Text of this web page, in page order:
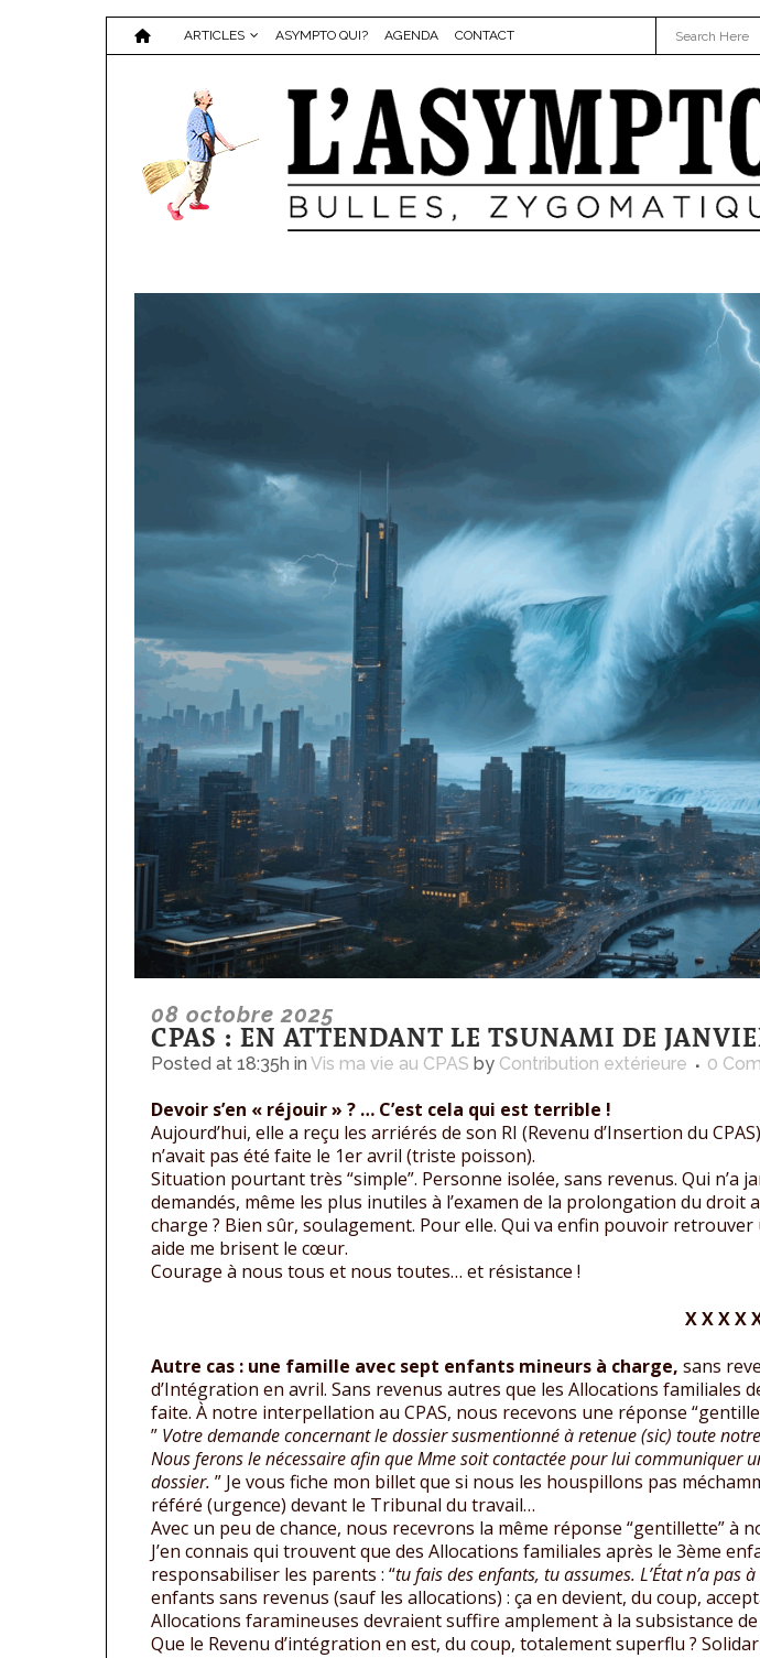
ARTICLES ASYMPTO QUI? AGENDA CONTACT
08 octobre 2025
CPAS : EN ATTENDANT LE TSUNAMI DE
Posted at 18:35h in Vis ma vie au CPAS by Contribution extérieure 0
Devoir s’en « réjouir » ? … C’est cela qui est terrible !
Aujourd’hui, elle a reçu les arriérés de son RI (Revenu d’Insertion du
n’avait pas été faite le 1er avril (triste poisson).
Situation pourtant très “simple”. Personne isolée, sans revenus. Qui
demandés, même les plus inutiles à l’examen de la prolongation du droit
charge ? Bien sûr, soulagement. Pour elle. Qui va enfin pouvoir
aide me brisent le cœur.
Courage à nous tous et nous toutes… et résistance !
X X X X
Autre cas : une famille avec sept enfants mineurs à charge, sans
d’Intégration en avril. Sans revenus autres que les Allocations familiales
faite. À notre interpellation au CPAS, nous recevons une réponse
” Votre demande concernant le dossier susmentionné à retenue (sic) toute
Nous ferons le nécessaire afin que Mme soit contactée pour lui communiquer
dossier. ” Je vous fiche mon billet que si nous les houspillons pas
référé (urgence) devant le Tribunal du travail…
Avec un peu de chance, nous recevrons la même réponse “gentillette” à
J’en connais qui trouvent que des Allocations familiales après le 3ème
responsabiliser les parents : “tu fais des enfants, tu assumes. L’État n’a pas
enfants sans revenus (sauf les allocations) : ça en devient, du coup,
Allocations faramineuses devraient suffire amplement à la subsistance
Que le Revenu d’intégration en est, du coup, totalement superflu ?